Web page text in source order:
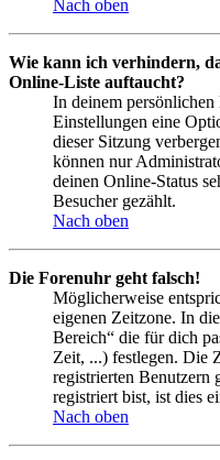
Nach oben
Wie kann ich verhindern,
Online-Liste auftaucht?
In deinem
Einstellungen eine
dieser Sitzung
können nur
deinen Online-Status
Besucher gezählt.
Nach oben
Die Forenuhr geht falsch!
Möglicherweise
eigenen Zeitzone. In
Bereich“ die für dich
Zeit, ...) festlegen. Die
registrierten Benutzern
registriert bist, ist dies
Nach oben